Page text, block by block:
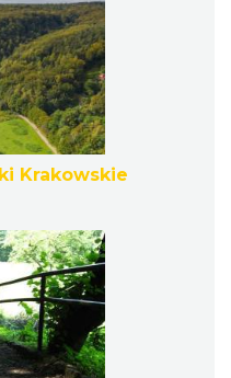
Krakowskie